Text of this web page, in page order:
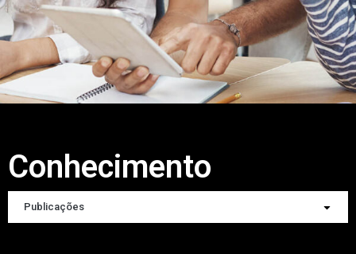
Conhecimento
Publicações